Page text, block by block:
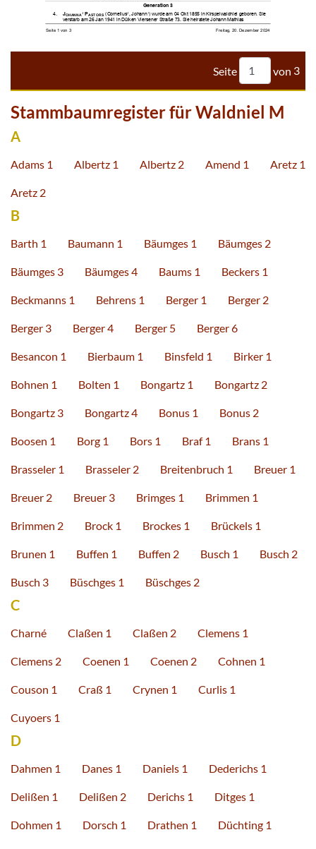


     




Seite von 3
Stammbaumregister für Waldniel M
A
Adams 1 Albertz 1 Albertz 2 Amend 1 Aretz 1
Aretz 2
B
Barth 1 Baumann 1 Bäumges 1 Bäumges 2
Bäumges 3 Bäumges 4 Baums 1 Beckers 1
Beckmanns 1 Behrens 1 Berger 1 Berger 2
Berger 3 Berger 4 Berger 5 Berger 6
Besancon 1 Bierbaum 1 Binsfeld 1 Birker 1
Bohnen 1 Bolten 1 Bongartz 1 Bongartz 2
Bongartz 3 Bongartz 4 Bonus 1 Bonus 2
Boosen 1 Borg 1 Bors 1 Braf 1 Brans 1
Brasseler 1 Brasseler 2 Breitenbruch 1 Breuer 1
Breuer 2 Breuer 3 Brimges 1 Brimmen 1
Brimmen 2 Brock 1 Brockes 1 Brückels 1
Brunen 1 Buffen 1 Buffen 2 Busch 1 Busch 2
Busch 3 Büschges 1 Büschges 2
C
Charné Claßen 1 Claßen 2 Clemens 1
Clemens 2 Coenen 1 Coenen 2 Cohnen 1
Couson 1 Craß 1 Crynen 1 Curlis 1
Cuyoers 1
D
Dahmen 1 Danes 1 Daniels 1 Dederichs 1
Delißen 1 Delißen 2 Derichs 1 Ditges 1
Dohmen 1 Dorsch 1 Drathen 1 Düchting 1